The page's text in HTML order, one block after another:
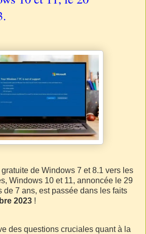
de Windows 7 et 8.1 vers les
Windows 10 et 11, annoncée le 29
de 7 ans, est passée dans les faits
2023 !
des questions cruciales quant à la